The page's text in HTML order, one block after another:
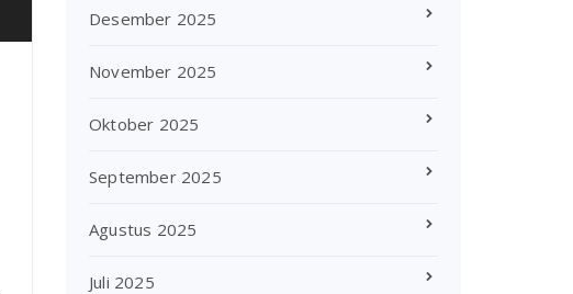
Desember 2025
November 2025
Oktober 2025
September 2025
Agustus 2025
Juli 2025